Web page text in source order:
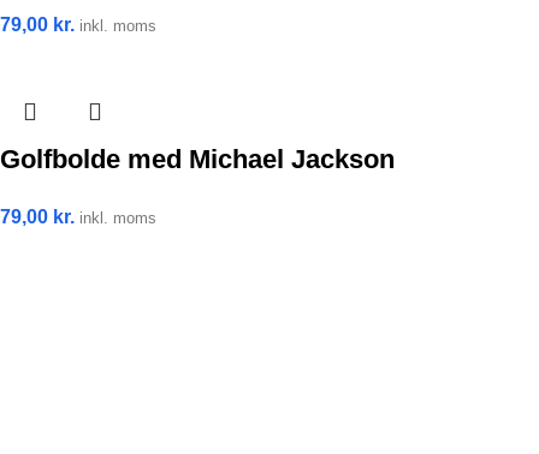
79,00 kr. inkl. moms
Golfbolde med Michael Jackson
79,00 kr. inkl. moms